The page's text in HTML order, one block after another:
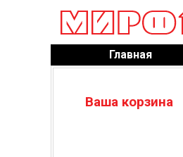
Главная
Ваша корзина